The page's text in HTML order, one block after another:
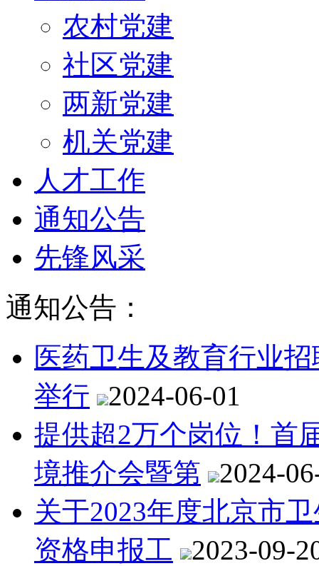
农村党建
社区党建
两新党建
机关党建
人才工作
通知公告
先锋风采
通知公告：
医药卫生及教育行业
举行
2024-06-01
提供超2万个岗位！首
境推介会暨第
2024-
关于2023年度北京市
资格申报工
2023-09-